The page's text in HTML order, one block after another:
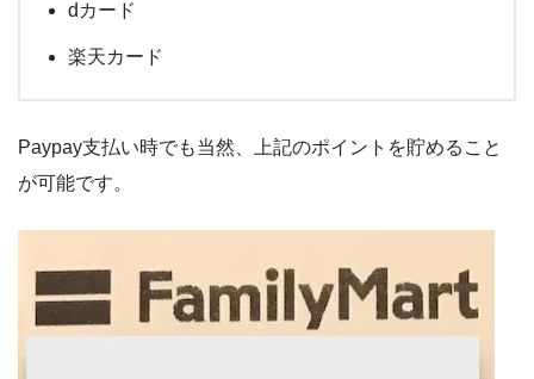
dカード
楽天カード
Paypay支払い時でも当然、上記のポイントを貯めること
が可能です。